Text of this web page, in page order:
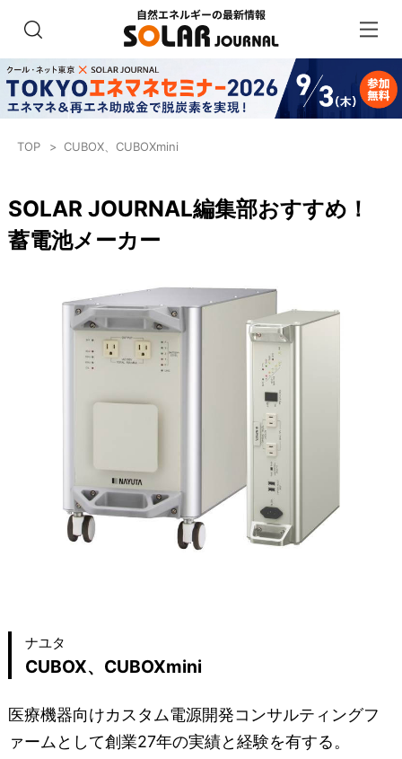
TOP CUBOX、CUBOXmini
SOLAR JOURNAL編集部おすすめ！
蓄電池メーカー
ナユタ
CUBOX、CUBOXmini
医療機器向けカスタム電源開発コンサルティングフ
ァームとして創業27年の実績と経験を有する。